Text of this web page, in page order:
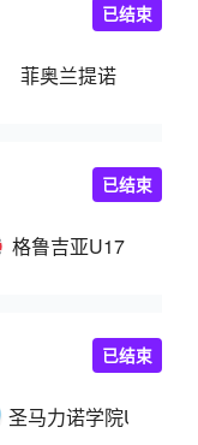
菲奥兰提诺
已结束
格鲁吉亚U17
已结束
圣马力诺学院U22
已结束